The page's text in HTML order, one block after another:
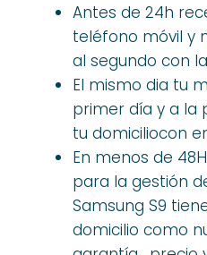
Antes de 24h
teléfono móvil y
al segundo con
El mismo dia tu
primer día y a la
tu domiciliocon
En menos de
para la gestión
Samsung S9
domicilio como